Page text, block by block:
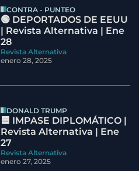
CONTRA - PUNTEO
🟢 DEPORTADOS DE EEUU
| Revista Alternativa | Ene
28
Revista Alternativa
enero 28, 2025
DONALD TRUMP
🟦 IMPASE DIPLOMÁTICO |
Revista Alternativa | Ene
27
Revista Alternativa
enero 27, 2025